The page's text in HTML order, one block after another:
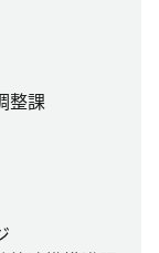
整課